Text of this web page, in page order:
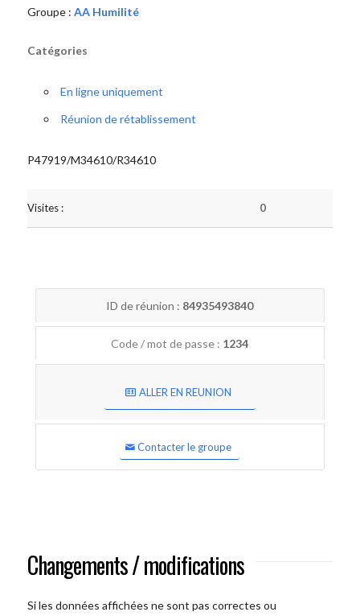
Groupe : AA Humilité
Catégories
En ligne uniquement
Réunion de rétablissement
P47919/M34610/R34610
Visites : 0
ID de réunion : 84935493840
Code / mot de passe : 1234
ALLER EN REUNION
Contacter le groupe
Changements / modifications
Si les données affichées ne sont pas correctes ou